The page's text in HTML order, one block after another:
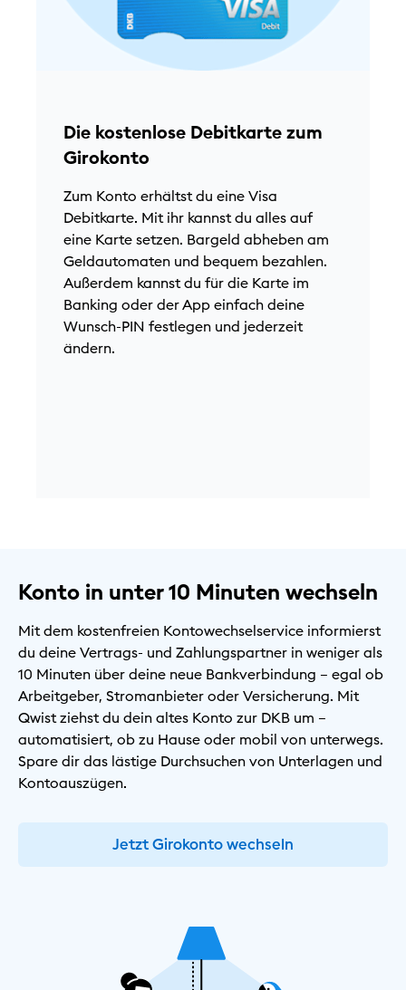
Die kostenlose Debitkarte zum
Girokonto
Zum Konto erhältst du eine Visa
Debitkarte. Mit ihr kannst du alles auf
eine Karte setzen. Bargeld abheben am
Geldautomaten und bequem bezahlen.
Außerdem kannst du für die Karte im
Banking oder der App einfach deine
Wunsch-PIN festlegen und jederzeit
ändern.
Konto in unter 10 Minuten wechseln
Mit dem kostenfreien Kontowechselservice informierst
du deine Vertrags- und Zahlungspartner in weniger als
10 Minuten über deine neue Bankverbindung – egal ob
Arbeitgeber, Stromanbieter oder Versicherung. Mit
Qwist ziehst du dein altes Konto zur DKB um –
automatisiert, ob zu Hause oder mobil von unterwegs.
Spare dir das lästige Durchsuchen von Unterlagen und
Kontoauszügen.
Jetzt Girokonto wechseln